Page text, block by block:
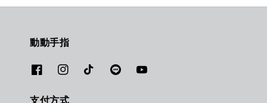
動動手指
支付方式